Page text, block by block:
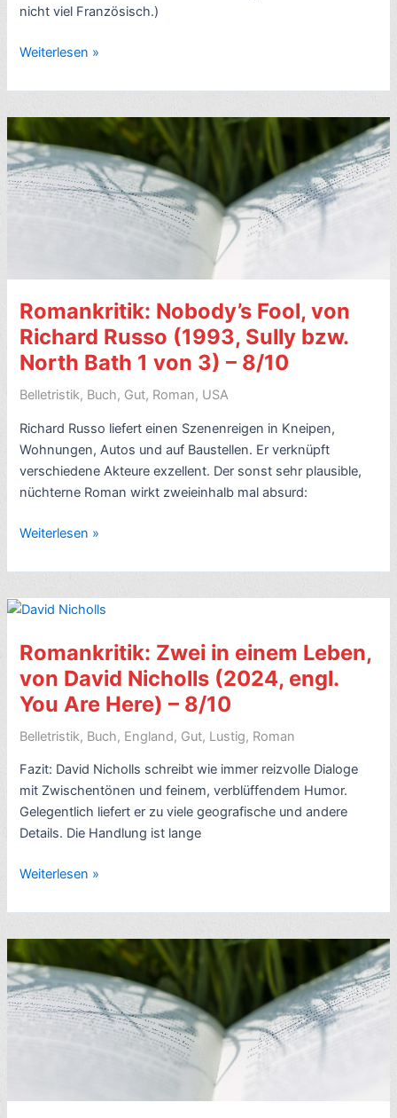
nicht viel Französisch.)
Romankritik:
von
Sebastian
Haffner
(1932)–
7/10
Weiterlesen »
Romankritik: Nobody’s Fool, von
Richard Russo (1993, Sully bzw.
North Bath 1 von 3) – 8/10
Belletristik, Buch, Gut, Roman, USA
Richard Russo liefert einen Szenenreigen in Kneipen,
Wohnungen, Autos und auf Baustellen. Er verknüpft
verschiedene Akteure exzellent. Der sonst sehr plausible,
nüchterne Roman wirkt zweieinhalb mal absurd:
Romankritik:
Fool,
von
Richard
(1993,
Sully
bzw.
Bath
1
von
3)
–
Weiterlesen »
Romankritik: Zwei in einem Leben,
von David Nicholls (2024, engl.
You Are Here) – 8/10
Belletristik, Buch, England, Gut, Lustig, Roman
Fazit: David Nicholls schreibt wie immer reizvolle Dialoge
mit Zwischentönen und feinem, verblüffendem Humor.
Gelegentlich liefert er zu viele geografische und andere
Details. Die Handlung ist lange
Romankritik:
in
einem
Leben,
von
David
Nicholls
Weiterlesen »